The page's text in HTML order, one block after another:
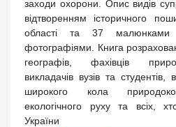
заходи охорони. Опис видів
відтворенням історичного
області та 37 малюнками
фотографіями. Книга
географів, фахівців
викладачів вузів та студентів,
широкого кола
екологічного руху та всіх,
України